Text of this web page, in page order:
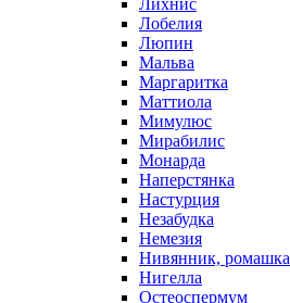
Лихнис
Лобелия
Люпин
Мальва
Маргаритка
Маттиола
Мимулюс
Мирабилис
Монарда
Наперстянка
Настурция
Незабудка
Немезия
Нивянник, ромашка
Нигелла
Остеоспермум